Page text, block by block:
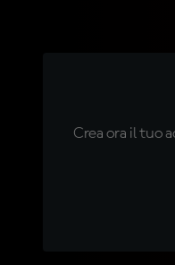
Crea ora il tuo